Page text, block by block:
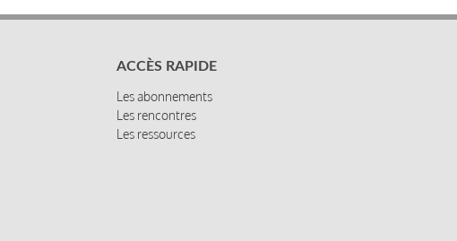
ACCÈS RAPIDE
Les abonnements
Les rencontres
Les ressources